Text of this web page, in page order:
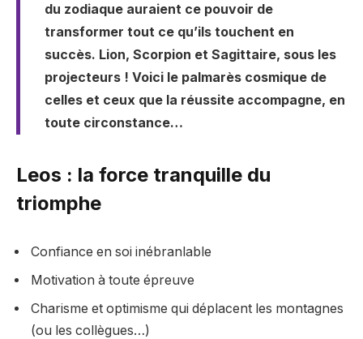
du zodiaque auraient ce pouvoir de
transformer tout ce qu’ils touchent en
succès. Lion, Scorpion et Sagittaire, sous les
projecteurs ! Voici le palmarès cosmique de
celles et ceux que la réussite accompagne, en
toute circonstance…
Leos : la force tranquille du
triomphe
Confiance en soi inébranlable
Motivation à toute épreuve
Charisme et optimisme qui déplacent les montagnes
(ou les collègues…)